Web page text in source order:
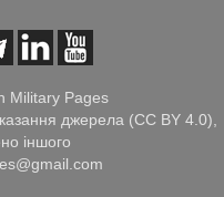
Military Pages
джерела (CC BY 4.0),
іншого